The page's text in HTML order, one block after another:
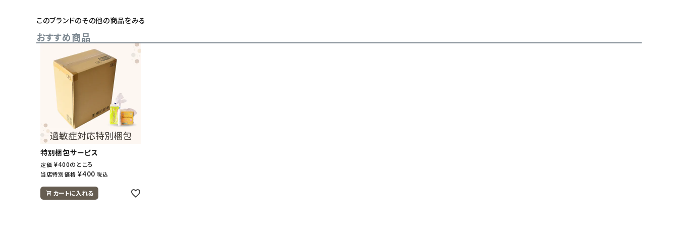
このブランドのその他の商品をみる
おすすめ商品
特別梱包サービス
定価 ¥400のところ
当店特別価格 ¥400 税込
カートに入れる